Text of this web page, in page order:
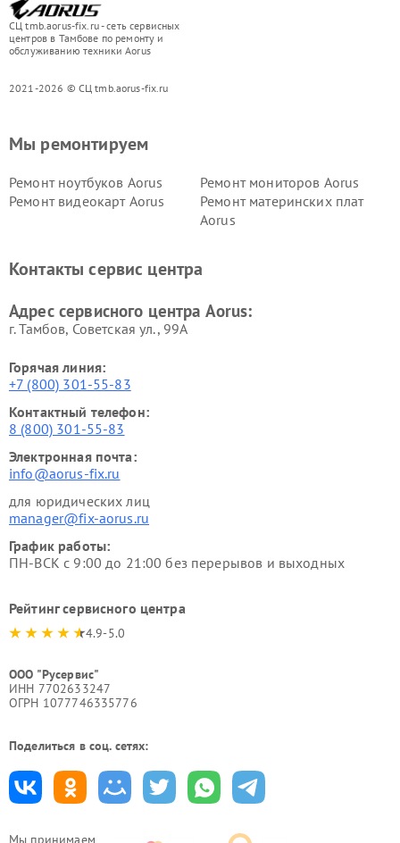
СЦ tmb.aorus-fix.ru - сеть сервисных
центров в Тамбове по ремонту и
обслуживанию техники Aorus
2021-2026 © СЦ tmb.aorus-fix.ru
Мы принимаем
Мы ремонтируем
Ремонт ноутбуков Aorus
Ремонт мониторов Aorus
Ремонт видеокарт Aorus
Ремонт материнских плат
Aorus
Контакты сервис центра
Адрес сервисного центра Aorus:
г. Тамбов, Советская ул., 99А
Горячая линия:
+7 (800) 301-55-83
Контактный телефон:
8 (800) 301-55-83
Электронная почта:
info@aorus-fix.ru
для юридических лиц
manager@fix-aorus.ru
График работы:
ПН-ВСК с 9:00 до 21:00 без перерывов и выходных
Рейтинг сервисного центра
4.9-5.0
ООО "Русервис"
ИНН 7702633247
ОГРН 1077746335776
Поделиться в соц. сетях: